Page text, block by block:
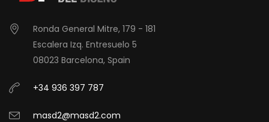
Ronda General Mitre, 179 - 181
Escalera Izq. Entresuelo 5
08023 Barcelona, Spain
+34 936 397 787
masd2@masd2.com